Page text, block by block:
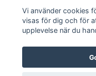
Sociala medier
Vi använder cookies
visas för dig och för
upplevelse när du